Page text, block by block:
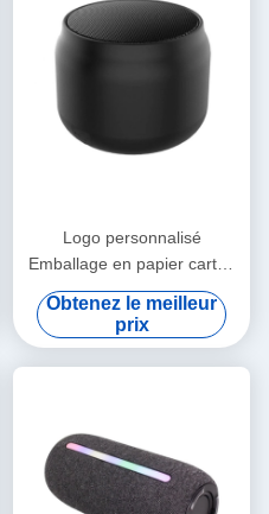
No more eye strain
Highly r
Logo personnalisé
Emballage en papier carton
pliable en or blanc / noir /
rose Luxe boîte cadeau
magnétique avec fermeture
à ruban
Obtenez le meilleur
prix